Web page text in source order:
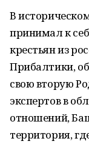
В
принимал к
крестьян из
Прибалтики,
свою вторую
экспертов в
отношений,
территория,